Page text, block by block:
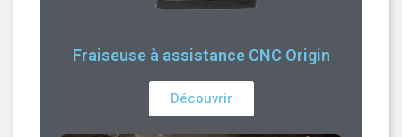
Fraiseuse à assistance CNC Origin
Découvrir